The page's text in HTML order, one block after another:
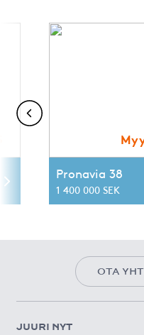
Pronavia 38
1 400 000 SEK
OTA
JUURI NYT